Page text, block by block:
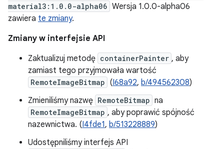
material3:1.0.0-alpha06 Wersja 1.0.0-alpha06
zawiera te zmiany.
Zmiany w interfejsie API
Zaktualizuj metodę containerPainter , aby
zamiast tego przyjmowała wartość
RemoteImageBitmap (I68a92, b/494562308)
Zmieniliśmy nazwę RemoteBitmap na
RemoteImageBitmap , aby poprawić spójność
nazewnictwa. (I4fde1, b/513228889)
Udostępniliśmy interfejs API